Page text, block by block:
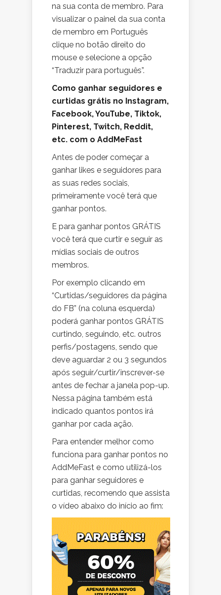
na sua conta de membro. Para
visualizar o painel da sua conta
de membro em Português
clique no botão direito do
mouse e selecione a opção
“Traduzir para português”.
Como ganhar seguidores e
curtidas grátis no Instagram,
Facebook, YouTube, Tiktok,
Pinterest, Twitch, Reddit,
etc. com o AddMeFast
Antes de poder começar a
ganhar likes e seguidores para
as suas redes sociais,
primeiramente você terá que
ganhar pontos.
E para ganhar pontos GRÁTIS
você terá que curtir e seguir as
mídias sociais de outros
membros.
Por exemplo clicando em
“Curtidas/seguidores da página
do FB” (na coluna esquerda)
poderá ganhar pontos GRÁTIS
curtindo, seguindo, etc. outros
perfis/postagens, sendo que
deve aguardar 2 ou 3 segundos
após seguir/curtir/inscrever-se
antes de fechar a janela pop-up.
Nessa página também está
indicado quantos pontos irá
ganhar por cada ação.
Para entender melhor como
funciona para ganhar pontos no
AddMeFast e como utilizá-los
para ganhar seguidores e
curtidas, recomendo que assista
o vídeo abaixo do início ao fim: